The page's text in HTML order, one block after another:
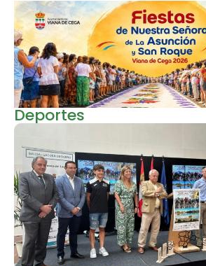
Deportes